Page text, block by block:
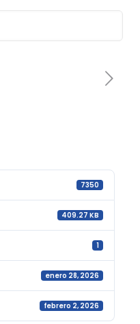
7350
409.27 KB
1
enero 28, 2026
febrero 2, 2026